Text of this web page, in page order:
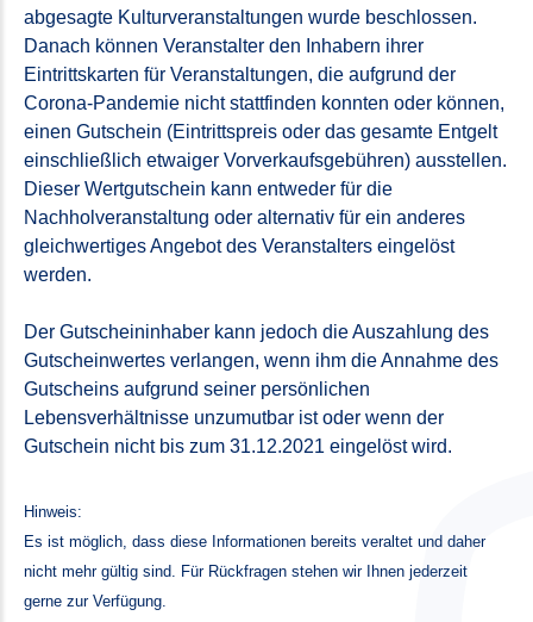
abgesagte Kulturveranstaltungen wurde beschlossen.
Danach können Veranstalter den Inhabern ihrer
Eintrittskarten für Veranstaltungen, die aufgrund der
Corona-Pandemie nicht stattfinden konnten oder können,
einen Gutschein (Eintrittspreis oder das gesamte Entgelt
einschließlich etwaiger Vorverkaufsgebühren) ausstellen.
Dieser Wertgutschein kann entweder für die
Nachholveranstaltung oder alternativ für ein anderes
gleichwertiges Angebot des Veranstalters eingelöst
werden.
Der Gutscheininhaber kann jedoch die Auszahlung des
Gutscheinwertes verlangen, wenn ihm die Annahme des
Gutscheins aufgrund seiner persönlichen
Lebensverhältnisse unzumutbar ist oder wenn der
Gutschein nicht bis zum 31.12.2021 eingelöst wird.
Hinweis:
Es ist möglich, dass diese Informationen bereits veraltet und daher
nicht mehr gültig sind. Für Rückfragen stehen wir Ihnen jederzeit
gerne zur Verfügung.